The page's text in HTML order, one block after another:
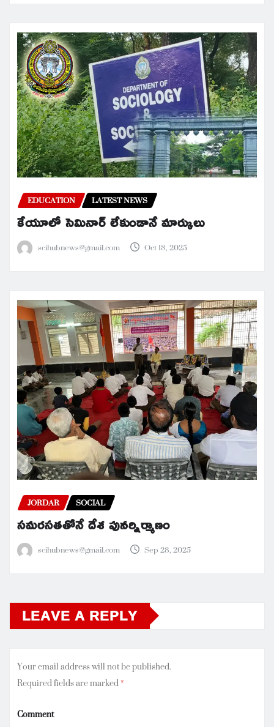
EDUCATION LATEST NEWS
కేయూలో సెమినార్ లేకుండానే మార్కులు
scihubnews@gmail.com Oct 18, 2025
JORDAR SOCIAL
సమరసతతోనే దేశ పునర్నిర్మాణం
scihubnews@gmail.com Sep 28, 2025
LEAVE A REPLY
Your email address will not be published.
Required fields are marked*
Comment